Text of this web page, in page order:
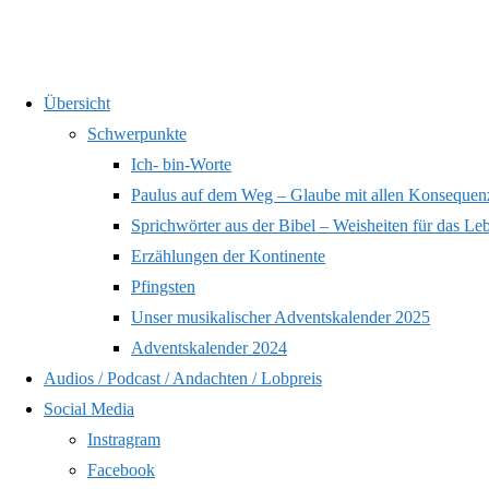
Inhalt
Übersicht
Schwerpunkte
Ich- bin-Worte
Paulus auf dem Weg – Glaube mit allen
Sprichwörter aus der Bibel – Weisheiten für das
Erzählungen der Kontinente
Pfingsten
Unser musikalischer Adventskalender 2025
Adventskalender 2024
Audios / Podcast / Andachten / Lobpreis
Social Media
Instragram
Facebook
869 – Hoffnung, wenn alles